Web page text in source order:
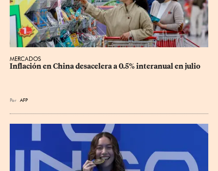
MERCADOS
Inflación en China desacelera a 0.5% interanual en julio
Por AFP